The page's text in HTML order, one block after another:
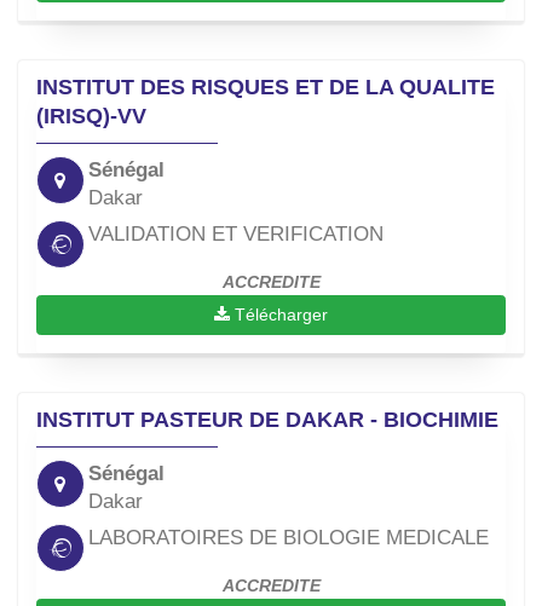
INSTITUT DES RISQUES ET DE LA QUALITE
(IRISQ)-VV
Sénégal
Dakar
VALIDATION ET VERIFICATION
ACCREDITE
Télécharger
INSTITUT PASTEUR DE DAKAR - BIOCHIMIE
Sénégal
Dakar
LABORATOIRES DE BIOLOGIE MEDICALE
ACCREDITE